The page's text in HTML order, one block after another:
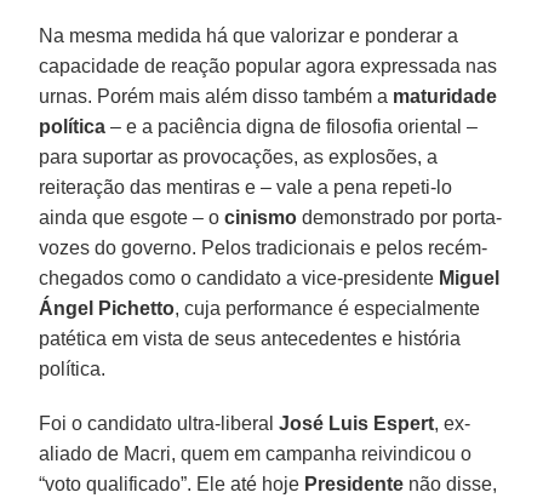
Na mesma medida há que valorizar e ponderar a
capacidade de reação popular agora expressada nas
urnas. Porém mais além disso também a maturidade
política – e a paciência digna de filosofia oriental –
para suportar as provocações, as explosões, a
reiteração das mentiras e – vale a pena repeti-lo
ainda que esgote – ocinismo demonstrado por porta-
vozes do governo. Pelos tradicionais e pelos recém-
chegados como o candidato a vice-presidente Miguel
Ángel Pichetto, cuja performance é especialmente
patética em vista de seus antecedentes e história
política.
Foi o candidato ultra-liberalJosé Luis Espert, ex-
aliado de Macri, quem em campanha reivindicou o
“voto qualificado”. Ele até hoje Presidente não disse,